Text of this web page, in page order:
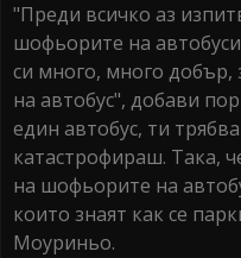
"Преди всичко аз
шофьорите на
си много, много
на автобус", добави
един автобус, ти
катастрофираш. Така,
на шофьорите на
които знаят как се
Моуриньо.